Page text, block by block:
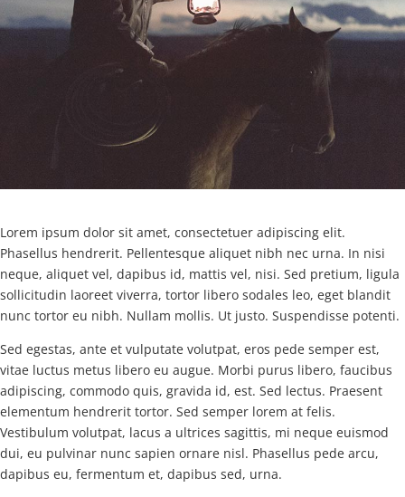
Lorem ipsum dolor sit amet, consectetuer adipiscing elit.
Phasellus hendrerit. Pellentesque aliquet nibh nec urna. In nisi
neque, aliquet vel, dapibus id, mattis vel, nisi. Sed pretium, ligula
sollicitudin laoreet viverra, tortor libero sodales leo, eget blandit
nunc tortor eu nibh. Nullam mollis. Ut justo. Suspendisse potenti.
Sed egestas, ante et vulputate volutpat, eros pede semper est,
vitae luctus metus libero eu augue. Morbi purus libero, faucibus
adipiscing, commodo quis, gravida id, est. Sed lectus. Praesent
elementum hendrerit tortor. Sed semper lorem at felis.
Vestibulum volutpat, lacus a ultrices sagittis, mi neque euismod
dui, eu pulvinar nunc sapien ornare nisl. Phasellus pede arcu,
dapibus eu, fermentum et, dapibus sed, urna.